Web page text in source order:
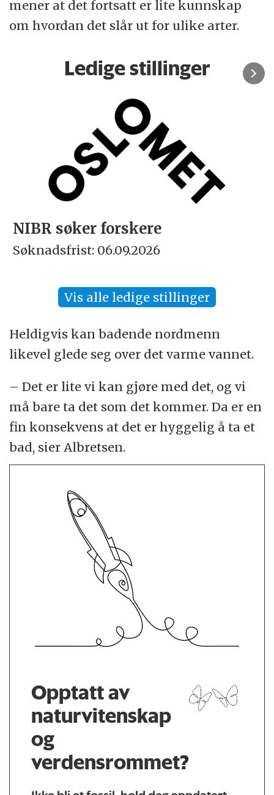
mener at det fortsatt er lite kunnskap
om hvordan det slår ut for ulike arter.
Ledige stillinger
NIBR søker forskere
Søknadsfrist: 06.09.2026
Vis alle ledige stillinger
Heldigvis kan badende nordmenn
likevel glede seg over det varme vannet.
– Det er lite vi kan gjøre med det, og vi
må bare ta det som det kommer. Da er en
fin konsekvens at det er hyggelig å ta et
bad, sier Albretsen.
Opptatt av
naturvitenskap
og
verdensrommet?